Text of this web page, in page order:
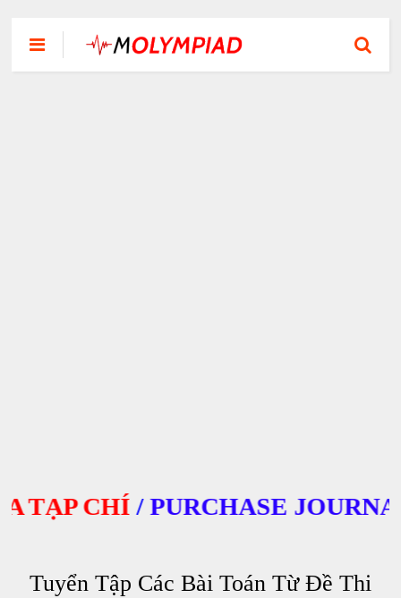
CHÍ/PURCHASE JOURNALS
Tuyển Tập Các Bài Toán Từ Đề Thi